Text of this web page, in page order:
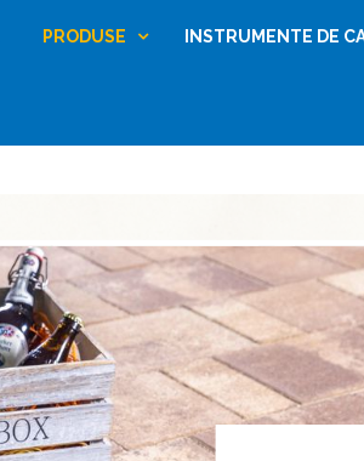
PRODUSE INSTRUMENTE DE